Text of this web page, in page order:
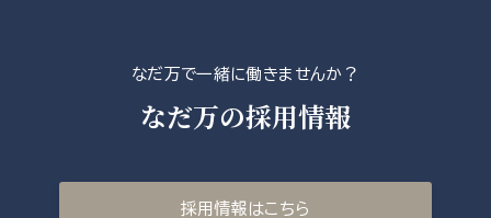
なだ万で一緒に働きませんか？
なだ万の採用情報
採用情報はこちら